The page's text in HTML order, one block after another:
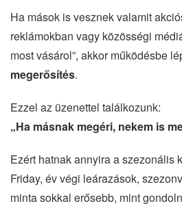
Ha mások is vesznek valamit
reklámokban vagy közösségi
most vásárol”, akkor működésbe
megerősítés.
Ezzel az üzenettel találkozunk:
„Ha másnak megéri, nekem is
Ezért hatnak annyira a szezonális
Friday, év végi leárazások,
minta sokkal erősebb, mint